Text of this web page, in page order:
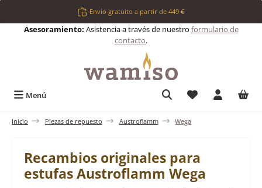
Saltar al contenido principalEnvío gratuito a partir de 449 €
Asesoramiento: Asistencia a través de nuestro formulario de
contacto.
Menú Tienes 0
Inicio Piezas de repuesto Austroflamm Wega
Recambios originales para
estufas Austroflamm Wega